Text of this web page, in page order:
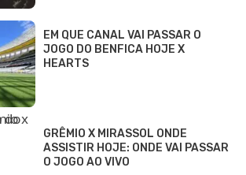
EM QUE CANAL VAI PASSAR O
JOGO DO BENFICA HOJE X
HEARTS
GRÊMIO X MIRASSOL ONDE
ASSISTIR HOJE: ONDE VAI PASSAR
O JOGO AO VIVO